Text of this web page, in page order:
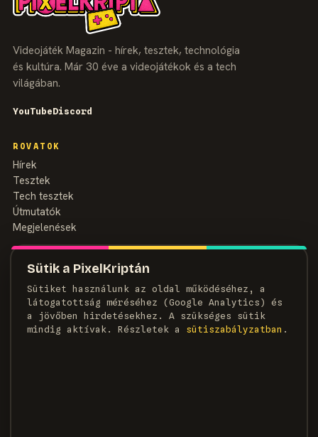
Sütik a PixelKriptán
Sütiket használunk az oldal működéséhez, a
látogatottság méréséhez (Google Analytics) és
a jövőben hirdetésekhez. A szükséges sütik
mindig aktívak. Részletek a
süti­szabályzatban .
Videojáték Magazin - hírek, tesztek, technológia
és kultúra. Már 30 éve a videojátékok és a tech
világában.
YouTubeDiscord
ROVATOK
Hírek
Tesztek
Tech tesztek
Útmutatók
Megjelenések
MAGAZIN
Szerzők
Médiaajánlat
Kapcsolat